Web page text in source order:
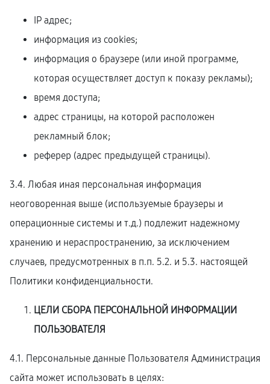
IP адрес;
информация из cookies;
информация о браузере (или иной программе,
которая осуществляет доступ к показу рекламы);
время доступа;
адрес страницы, на которой расположен
рекламный блок;
реферер (адрес предыдущей страницы).
3.4. Любая иная персональная информация
неоговоренная выше (используемые браузеры и
операционные системы и т.д.) подлежит надежному
хранению и нераспространению, за исключением
случаев, предусмотренных в п.п. 5.2. и 5.3. настоящей
Политики конфиденциальности.
ЦЕЛИ СБОРА ПЕРСОНАЛЬНОЙ ИНФОРМАЦИИ
ПОЛЬЗОВАТЕЛЯ
4.1. Персональные данные Пользователя Администрация
сайта может использовать в целях: